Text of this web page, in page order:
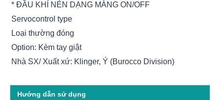
* ĐẦU KHÍ NÉN DẠNG MÀNG ON/OFF
Servocontrol type
Loại thường đóng
Option: Kèm tay giật
Nhà SX/ Xuất xứ: Klinger, Ý (Burocco Division)
Hướng dẫn sử dụng